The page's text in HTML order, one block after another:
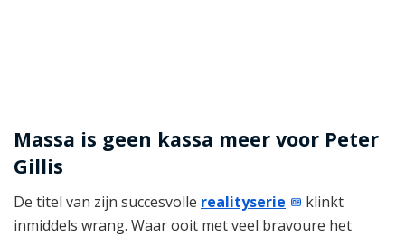
Massa is geen kassa meer voor Peter
Gillis
De titel van zijn succesvolle realityserie
klinkt
inmiddels wrang. Waar ooit met veel bravoure het